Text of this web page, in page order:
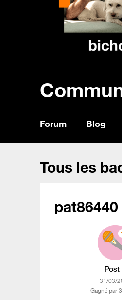
Forum Blog
Tous les
Post
‎31/03/
Gagné par